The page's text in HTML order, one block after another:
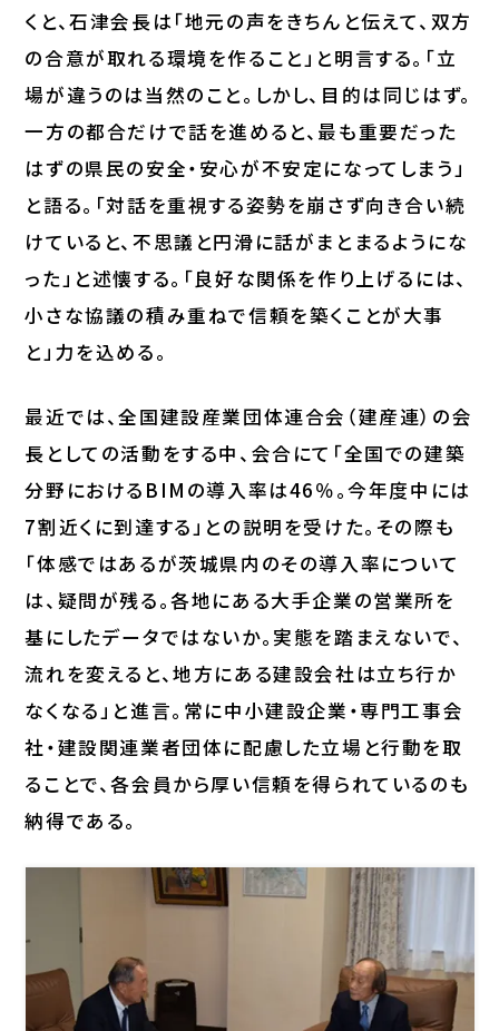
くと、石津会長は「地元の声をきちんと伝えて、双方
の合意が取れる環境を作ること」と明言する。「立
場が違うのは当然のこと。しかし、目的は同じはず。
一方の都合だけで話を進めると、最も重要だった
はずの県民の安全・安心が不安定になってしまう」
と語る。「対話を重視する姿勢を崩さず向き合い続
けていると、不思議と円滑に話がまとまるようにな
った」と述懐する。「良好な関係を作り上げるには、
小さな協議の積み重ねで信頼を築くことが大事
と」力を込める。
最近では、全国建設産業団体連合会（建産連）の会
長としての活動をする中、会合にて「全国での建築
分野におけるBIMの導入率は46％。今年度中には
7割近くに到達する」との説明を受けた。その際も
「体感ではあるが茨城県内のその導入率について
は、疑問が残る。各地にある大手企業の営業所を
基にしたデータではないか。実態を踏まえないで、
流れを変えると、地方にある建設会社は立ち行か
なくなる」と進言。常に中小建設企業・専門工事会
社・建設関連業者団体に配慮した立場と行動を取
ることで、各会員から厚い信頼を得られているのも
納得である。